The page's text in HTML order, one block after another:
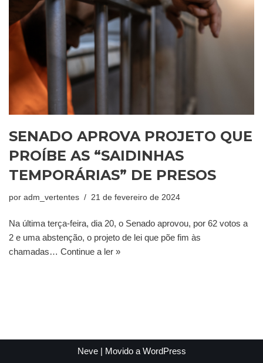
SENADO APROVA PROJETO QUE
PROÍBE AS “SAIDINHAS
TEMPORÁRIAS” DE PRESOS
por adm_vertentes 21 de fevereiro de 2024
Na última terça-feira, dia 20, o Senado aprovou, por 62 votos a
2 e uma abstenção, o projeto de lei que põe fim às
chamadas… Continue a ler »
Neve| Movido a WordPress